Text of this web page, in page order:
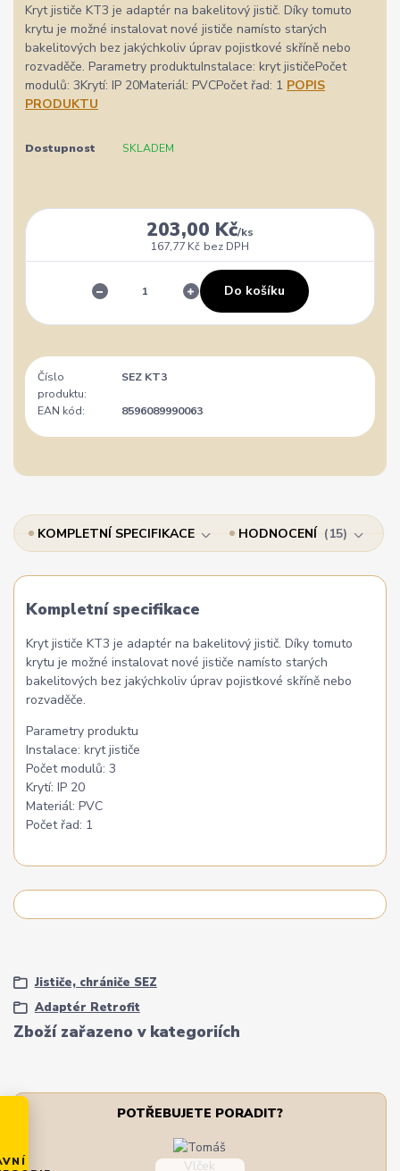
Kryt jističe KT3 je adaptér na bakelitový jistič. Díky tomuto
krytu je možné instalovat nové jističe namísto starých
bakelitových bez jakýchkoliv úprav pojistkové skříně nebo
rozvaděče. Parametry produktuInstalace: kryt jističePočet
modulů: 3Krytí: IP 20Materiál: PVCPočet řad: 1 POPIS
PRODUKTU
Dostupnost SKLADEM
203,00 Kč/ks
167,77 Kč bez DPH
Do košíku
Číslo
produktu:
SEZ KT3
EAN kód: 8596089990063
KOMPLETNÍ SPECIFIKACE HODNOCENÍ 15
Kompletní specifikace
Kryt jističe KT3 je adaptér na bakelitový jistič. Díky tomuto
krytu je možné instalovat nové jističe namísto starých
bakelitových bez jakýchkoliv úprav pojistkové skříně nebo
rozvaděče.
Parametry produktu
Instalace: kryt jističe
Počet modulů: 3
Krytí: IP 20
Materiál: PVC
Počet řad: 1
Zboží zařazeno v kategoriích
Jističe, chrániče SEZ
Adaptér Retrofit
POTŘEBUJETE PORADIT?